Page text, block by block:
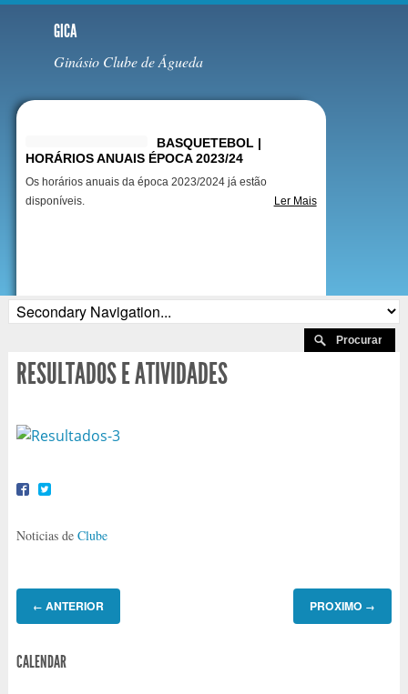
GICA
Ginásio Clube de Águeda
BASQUETEBOL |
HORÁRIOS ANUAIS ÉPOCA 2023/24
Os horários anuais da época 2023/2024 já estão
disponíveis.
Ler Mais
RESULTADOS E ATIVIDADES
Noticias de Clube
← ANTERIOR PROXIMO →
CALENDAR